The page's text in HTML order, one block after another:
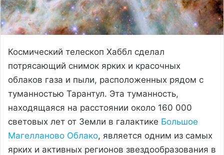
Космический телескоп Хаббл сделал
потрясающий снимок ярких и красочных
облаков газа и пыли, расположенных рядом с
туманностью Тарантул. Эта туманность,
находящаяся на расстоянии около 160 000
световых лет от Земли в галактике Большое
Магелланово Облако, является одним из самых
ярких и активных регионов звездообразования в